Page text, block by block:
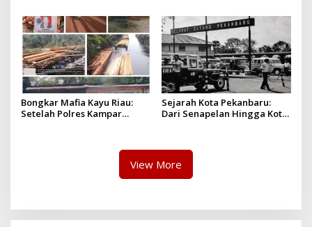
Bongkar Mafia Kayu Riau:
Setelah Polres Kampar
Sejarah Kota Pekanbaru:
Dari Senapelan Hingga Kota
View More